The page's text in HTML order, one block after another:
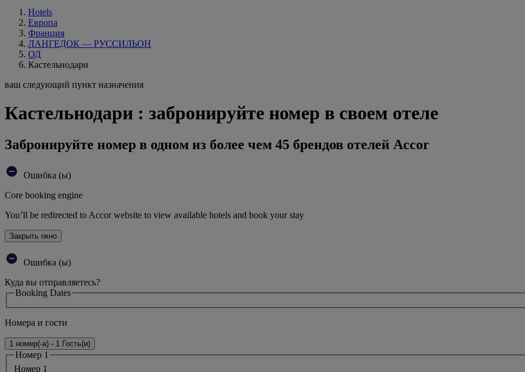
Hotels
Европа
Франция
ЛАНГЕДОК — РУССИЛЬОН
ОД
Кастельнодари
ваш следующий пункт назначения
Кастельнодари : забронируйте номер в своем отеле
Забронируйте номер в одном из более чем 45 брендов отелей Accor
Ошибка (ы)
Core booking engine
You’ll be redirected to Accor website to view available hotels and book your stay
Закрыть окно
Ошибка (ы)
Куда вы отправляетесь?
Booking Dates
Номера и гости
1 номер(-а) - 1 Гость(и)
Номер 1
Номер 1